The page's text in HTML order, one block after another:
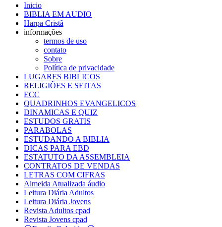
Inicio
BIBLIA EM AUDIO
Harpa Cristã
informações
termos de uso
contato
Sobre
Política de privacidade
LUGARES BIBLICOS
RELIGIÕES E SEITAS
ECC
QUADRINHOS EVANGELICOS
DINAMICAS E QUIZ
ESTUDOS GRATIS
PARABOLAS
ESTUDANDO A BIBLIA
DICAS PARA EBD
ESTATUTO DA ASSEMBLEIA
CONTRATOS DE VENDAS
LETRAS COM CIFRAS
Almeida Atualizada áudio
Leitura Diária Adultos
Leitura Diária Jovens
Revista Adultos cpad
Revista Jovens cpad